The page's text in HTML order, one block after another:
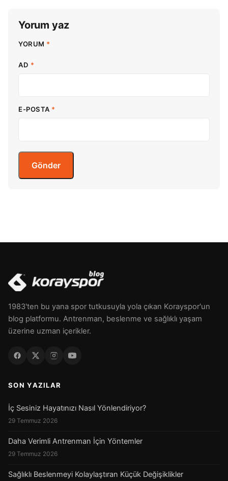
Yorum yaz
YORUM *
AD *
E-POSTA *
1983'ten bu yana spor tutkusuyla yola çıkan Korayspor'un
blog platformu. Antrenman, beslenme ve sağlıklı yaşam
üzerine uzman içerikler.
SON YAZILAR
İç Sesiniz Hayatınızı Nasıl Yönlendiriyor?
29 Temmuz 2026
Daha Verimli Antrenman İçin Yöntemler
29 Temmuz 2026
Sağlıklı Beslenmeyi Kolaylaştıran Küçük Değişiklikler